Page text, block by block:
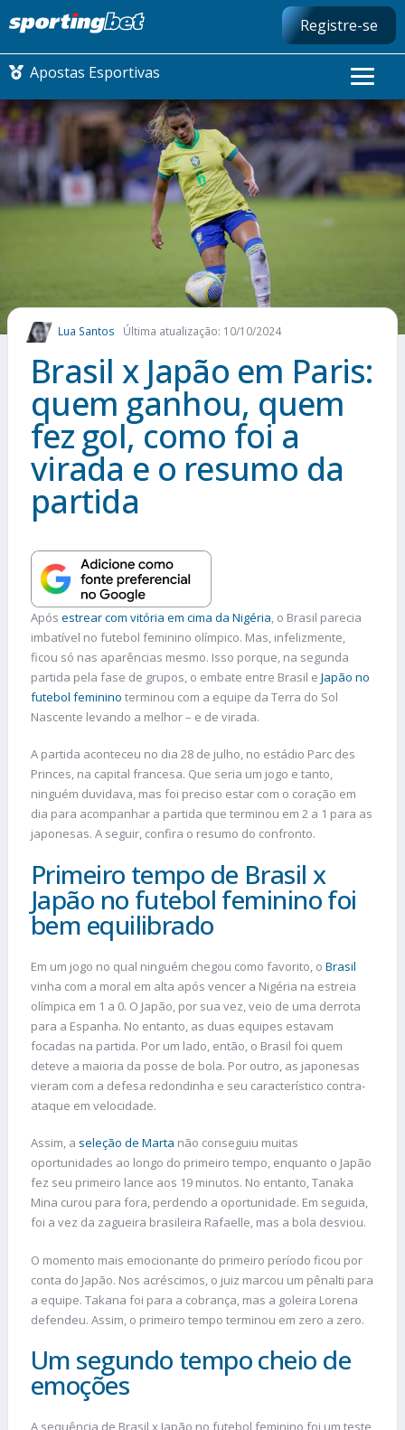
Registre-se
Apostas Esportivas
CONMEBOL LIBERTADORES
FUTEBOL NACIONAL
FUTEBOL INTERNACIONAL
COMO APOSTAR
MAIS ESPORTES
Lua Santos Última atualização: 10/10/2024
Brasil x Japão em Paris:
quem ganhou, quem
fez gol, como foi a
virada e o resumo da
partida
Após estrear com vitória em cima da Nigéria, o Brasil parecia
imbatível no futebol feminino olímpico. Mas, infelizmente,
ficou só nas aparências mesmo. Isso porque, na segunda
partida pela fase de grupos, o embate entre Brasil e Japão no
futebol feminino terminou com a equipe da Terra do Sol
Nascente levando a melhor – e de virada.
A partida aconteceu no dia 28 de julho, no estádio Parc des
Princes, na capital francesa. Que seria um jogo e tanto,
ninguém duvidava, mas foi preciso estar com o coração em
dia para acompanhar a partida que terminou em 2 a 1 para as
japonesas. A seguir, confira o resumo do confronto.
Primeiro tempo de Brasil x
Japão no futebol feminino foi
bem equilibrado
Em um jogo no qual ninguém chegou como favorito, o Brasil
vinha com a moral em alta após vencer a Nigéria na estreia
olímpica em 1 a 0. O Japão, por sua vez, veio de uma derrota
para a Espanha. No entanto, as duas equipes estavam
focadas na partida. Por um lado, então, o Brasil foi quem
deteve a maioria da posse de bola. Por outro, as japonesas
vieram com a defesa redondinha e seu característico contra-
ataque em velocidade.
Assim, a seleção de Marta não conseguiu muitas
oportunidades ao longo do primeiro tempo, enquanto o Japão
fez seu primeiro lance aos 19 minutos. No entanto, Tanaka
Mina curou para fora, perdendo a oportunidade. Em seguida,
foi a vez da zagueira brasileira Rafaelle, mas a bola desviou.
O momento mais emocionante do primeiro período ficou por
conta do Japão. Nos acréscimos, o juiz marcou um pênalti para
a equipe. Takana foi para a cobrança, mas a goleira Lorena
defendeu. Assim, o primeiro tempo terminou em zero a zero.
Um segundo tempo cheio de
emoções
A sequência de Brasil x Japão no futebol feminino foi um teste